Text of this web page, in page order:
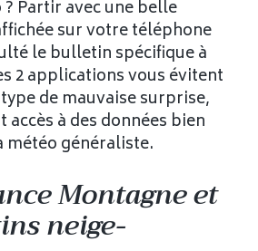
Partir avec une belle
sur votre téléphone
le bulletin spécifique à
2 applications vous évitent
de mauvaise surprise,
accès à des données bien
météo généraliste.
Montagne et
neige-